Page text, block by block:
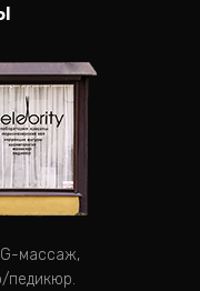
массаж,
педикюр.